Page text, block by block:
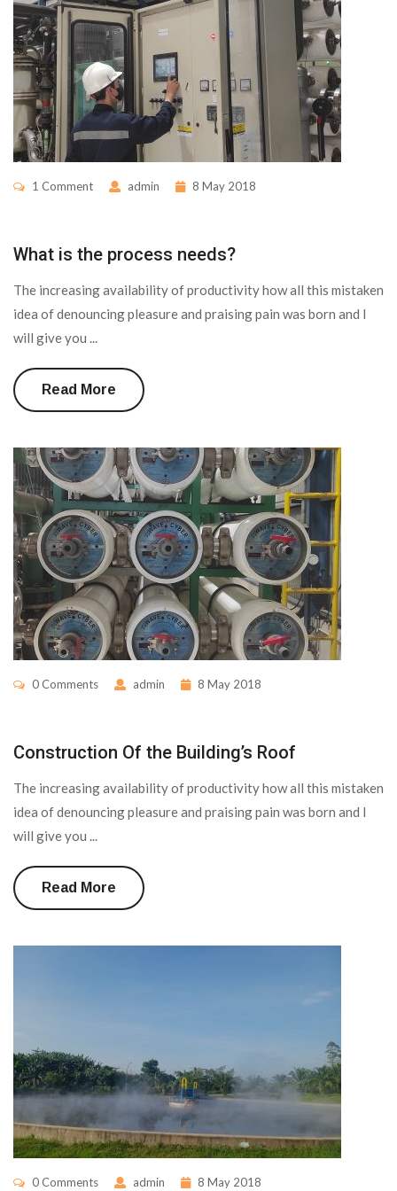
1 Comment admin 8 May 2018
What is the process needs?
The increasing availability of productivity how all this mistaken
idea of denouncing pleasure and praising pain was born and I
will give you ...
Read More
0 Comments admin 8 May 2018
Construction Of the Building’s Roof
The increasing availability of productivity how all this mistaken
idea of denouncing pleasure and praising pain was born and I
will give you ...
Read More
0 Comments admin 8 May 2018